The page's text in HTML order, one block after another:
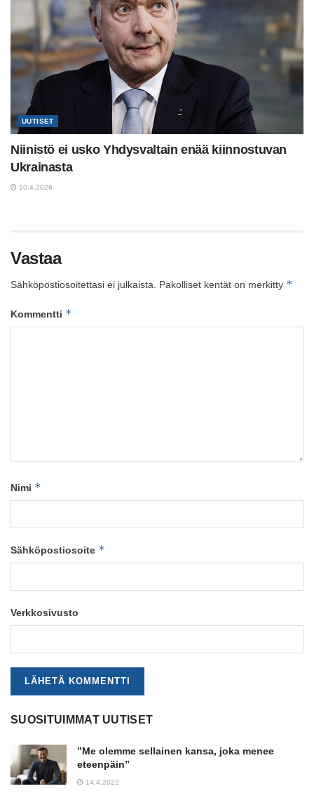
UUTISET
Niinistö ei usko Yhdysvaltain enää kiinnostuvan
Ukrainasta
10.4.2026
Vastaa
Sähköpostiosoitettasi ei julkaista. Pakolliset kentät on merkitty *
Kommentti *
Nimi *
Sähköpostiosoite *
Verkkosivusto
SUOSITUIMMAT UUTISET
”Me olemme sellainen kansa, joka menee
eteenpäin”
14.4.2022